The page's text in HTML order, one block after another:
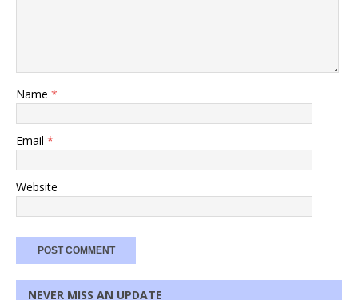
Name *
Email *
Website
NEVER MISS AN UPDATE